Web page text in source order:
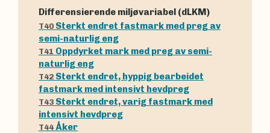
Differensierende miljøvariabel (dLKM)
T40 Sterkt endret fastmark med preg av
semi-naturlig eng
T41 Oppdyrket mark med preg av semi-
naturlig eng
T42 Sterkt endret, hyppig bearbeidet
fastmark med intensivt hevdpreg
T43 Sterkt endret, varig fastmark med
intensivt hevdpreg
T44 Åker